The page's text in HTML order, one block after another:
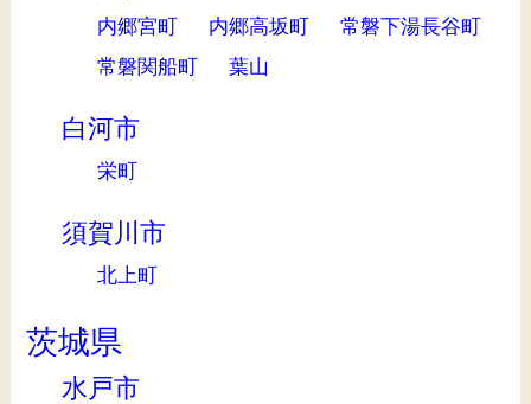
内郷宮町 内郷高坂町
常磐下湯長谷町
常磐関船町
葉山
白河市
栄町
須賀川市
北上町
茨城県
水戸市